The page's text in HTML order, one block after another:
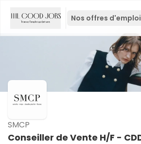
Nos offres d'emploi
SMCP